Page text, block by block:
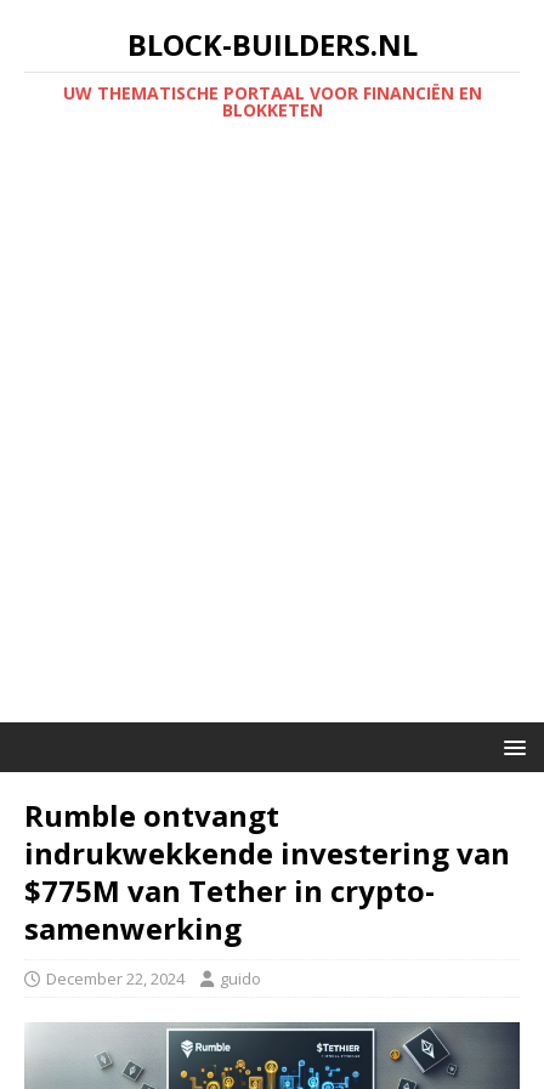
BLOCK-BUILDERS.NL
UW THEMATISCHE PORTAAL VOOR FINANCIËN EN
BLOKKETEN
Rumble ontvangt
indrukwekkende investering van
$775M van Tether in crypto-
samenwerking
December 22, 2024 guido